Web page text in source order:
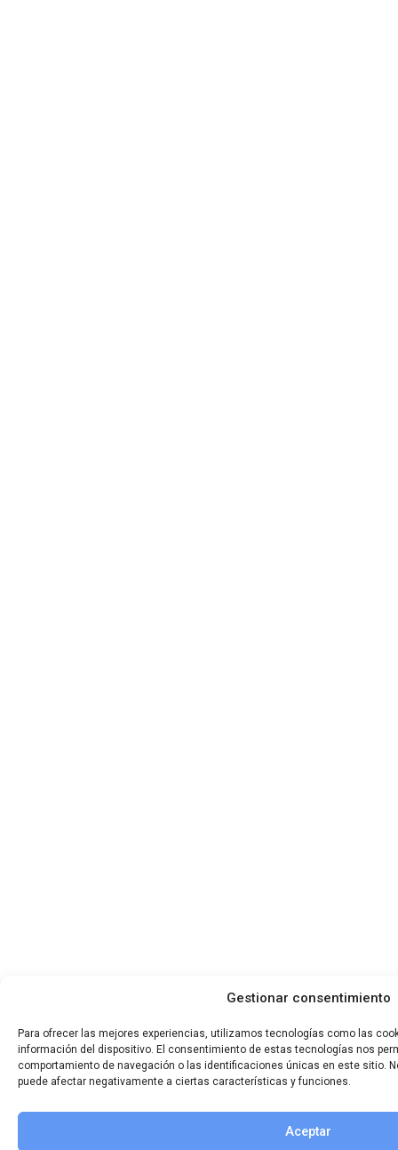
Gestionar consentimiento
Para ofrecer las mejores experiencias, utilizamos tecnologías como las
información del dispositivo. El consentimiento de estas tecnologías nos
comportamiento de navegación o las identificaciones únicas en este sitio.
puede afectar negativamente a ciertas características y funciones.
Aceptar